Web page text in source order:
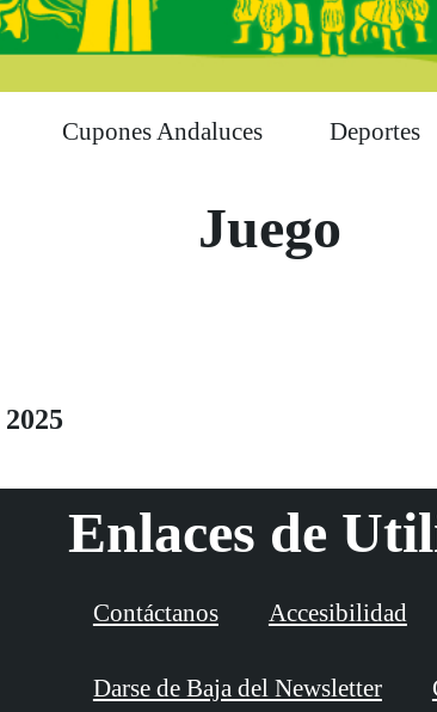
Cupones Andaluces Deportes
Juego
Enlaces de
Contáctanos Accesibilidad
Darse de Baja del Newsletter